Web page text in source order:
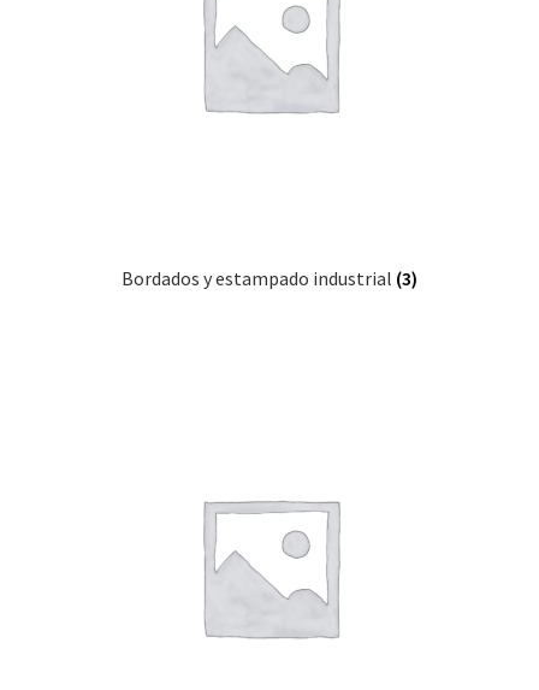
Bordados y estampado industrial (3)